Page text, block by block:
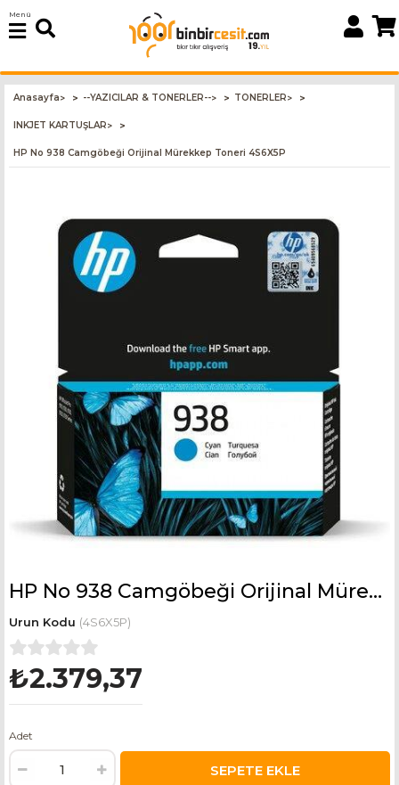
Menü
Anasayfa> --YAZICILAR & TONERLER--> TONERLER>
INKJET KARTUŞLAR>
HP No 938 Camgöbeği Orijinal Mürekkep Toneri 4S6X5P
HP No 938 Camgöbeği Orijinal Mürekkep Toneri 4S6X5P
(4S6X5P)
₺2.379,37
Adet